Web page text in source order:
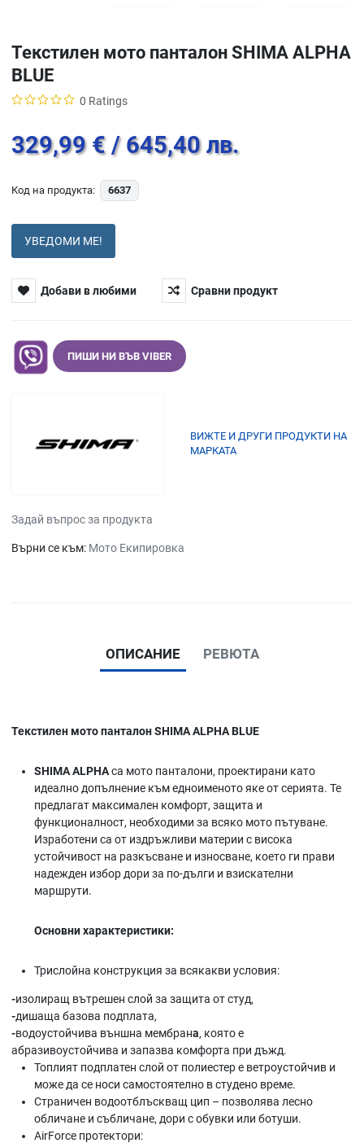
Текстилен мото панталон SHIMA ALPHA
BLUE
0 Ratings
329,99 € / 645,40 лв.
Код на продукта: 6637
УВЕДОМИ МЕ!
Добави в любими Сравни продукт
ПИШИ НИ ВЪВ VIBER
ВИЖТЕ И ДРУГИ ПРОДУКТИ НА
МАРКАТА
Задай въпрос за продукта
Върни се към: Мото Екипировка
ОПИСАНИЕ РЕВЮТА
Текстилен мото панталон SHIMA ALPHA BLUE
SHIMA ALPHAса мото панталони, проектирани като
идеално допълнение към едноименото яке от серията. Те
предлагат максимален комфорт, защита и
функционалност, необходими за всяко мото пътуване.
Изработени са от издръжливи материи с висока
устойчивост на разкъсване и износване, което ги прави
надежден избор дори за по-дълги и взискателни
маршрути.
Основни характеристики:
Трислойна конструкция за всякакви условия:
-изолиращ вътрешен слой за защита от студ,
-дишаща базова подплата,
-водоустойчива външна мембрана, която е
абразивоустойчива и запазва комфорта при дъжд.
Топлият подплатен слой от полиестер е ветроустойчив и
може да се носи самостоятелно в студено време.
Страничен водоотблъскващ цип – позволява лесно
обличане и събличане, дори с обувки или ботуши.
AirForce протектори: